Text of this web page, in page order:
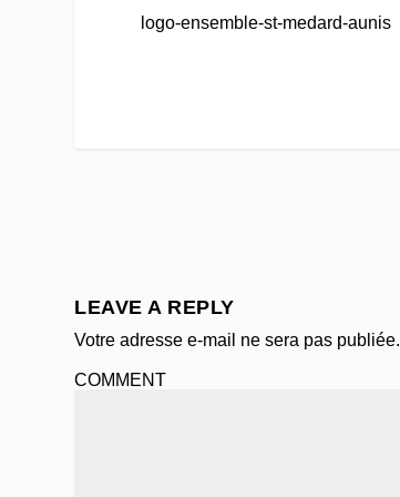
logo-ensemble-st-medard-aunis
LEAVE A REPLY
Votre adresse e-mail ne sera pas publiée.
COMMENT